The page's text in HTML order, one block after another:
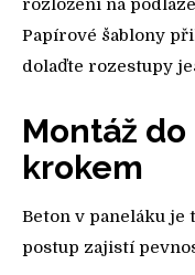
rozložení na
Papírové šablony
dolaďte rozestupy
Montáž
krokem
Beton v paneláku
postup zajistí